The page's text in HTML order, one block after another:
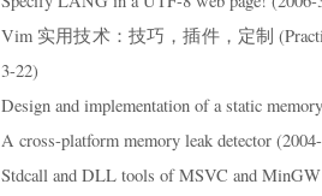
Vim 实用技术：技巧，插件，定制
3-22)
Design and implementation of a static
A cross-platform memory leak detector
Stdcall and DLL tools of MSVC and